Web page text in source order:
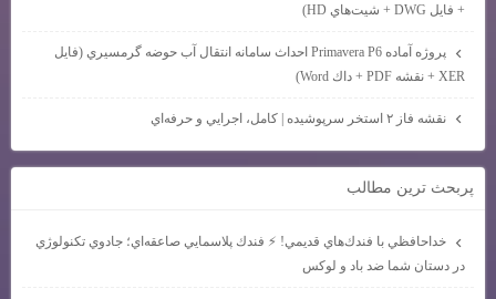
+ فايل DWG + شيت‌هاي HD)
پروژه آماده Primavera P6 احداث سامانه انتقال آب حوضه گرمسيري (فايل
XER + نقشه PDF + داك Word)
نقشه فاز ۲ استخر سرپوشيده | كامل، اجرايي و حرفه‌اي
پربحث ترين مطالب
خداحافظي با فندك‌هاي قديمي! ⚡ فندك پلاسمايي صاعقه‌اي؛ جادوي تكنولوژي
در دستان شما ضد باد و لوكس